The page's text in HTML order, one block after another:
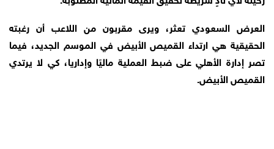
العرض السعودي تعثر، ويرى مقربون من اللاعب أن رغبته
الحقيقية هي ارتداء القميص الأبيض في الموسم الجديد، فيما
تصر إدارة الأهلي على ضبط العملية ماليًا وإداريا، كي لا يرتدي
القميص الأبيض.